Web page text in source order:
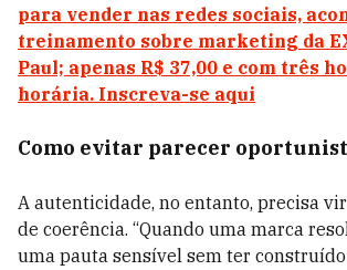
para vender nas redes sociais,
treinamento sobre marketing da
Paul; apenas R$ 37,00 e com três
horária. Inscreva-se aqui
Como evitar parecer
A autenticidade, no entanto, precisa
de coerência. “Quando uma marca
uma pauta sensível sem ter